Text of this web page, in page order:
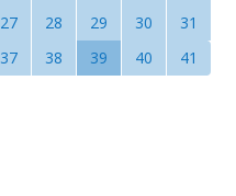
27 28 29 30
31
37 38 39 40 41